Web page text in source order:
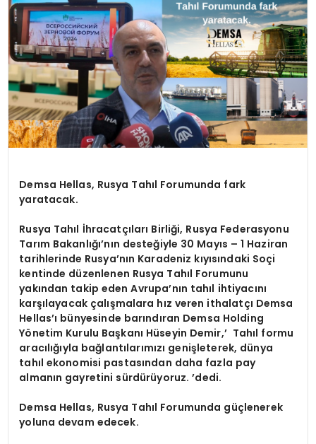
Demsa Hellas, Rusya Tahıl Forumunda fark
yaratacak.
Rusya Tahıl İhracatçıları Birliği, Rusya Federasyonu
Tarım Bakanlığı’nın desteğiyle 30 Mayıs – 1 Haziran
tarihlerinde Rusya’nın Karadeniz kıyısındaki Soçi
kentinde düzenlenen Rusya Tahıl Forumunu
yakından takip eden Avrupa’nın tahıl ihtiyacını
karşılayacak çalışmalara hız veren ithalatçı Demsa
Hellas’ı bünyesinde barındıran Demsa Holding
Yönetim Kurulu Başkanı Hüseyin Demir,’ Tahıl formu
aracılığıyla bağlantılarımızı genişleterek, dünya
tahıl ekonomisi pastasından daha fazla pay
almanın gayretini sürdürüyoruz. ’dedi.
Demsa Hellas, Rusya Tahıl Forumunda güçlenerek
yoluna devam edecek.